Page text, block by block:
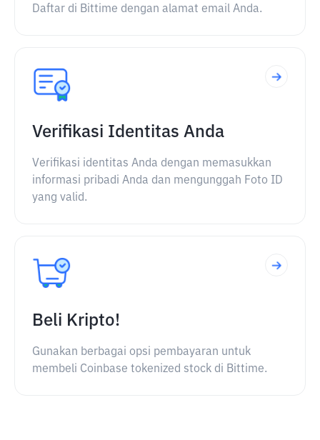
Daftar di Bittime dengan alamat email Anda.
Verifikasi Identitas Anda
Verifikasi identitas Anda dengan memasukkan
informasi pribadi Anda dan mengunggah Foto ID
yang valid.
Beli Kripto!
Gunakan berbagai opsi pembayaran untuk
membeli Coinbase tokenized stock di Bittime.